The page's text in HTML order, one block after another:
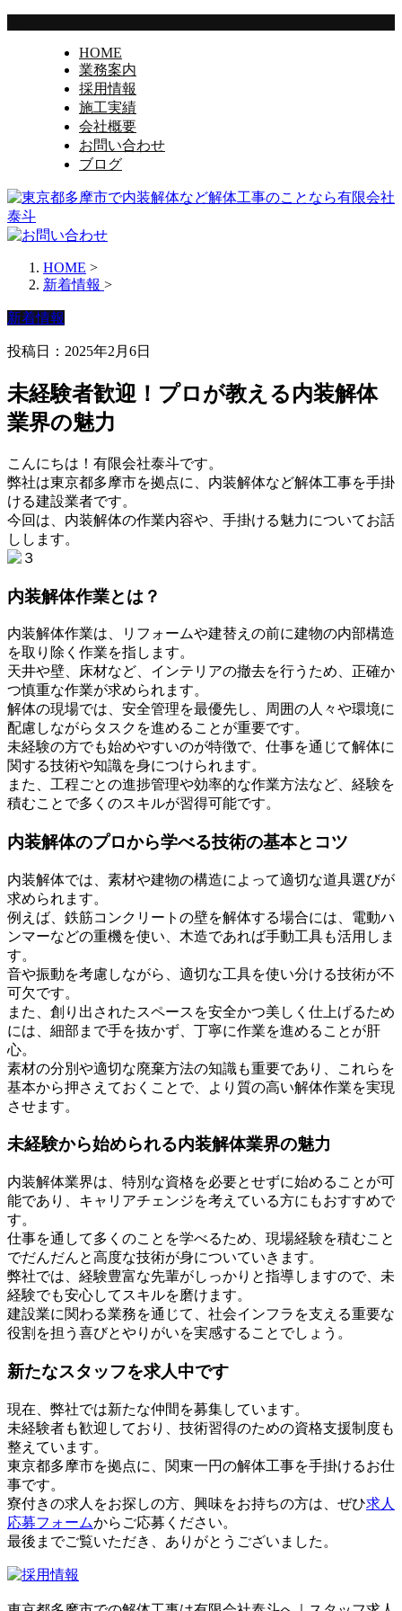
HOME
業務案内
採用情報
施工実績
会社概要
お問い合わせ
ブログ
HOME >
新着情報 >
新着情報
投稿日：2025年2月6日
未経験者歓迎！プロが教える内装解体
業界の魅力
こんにちは！有限会社泰斗です。
弊社は東京都多摩市を拠点に、内装解体など解体工事を手掛
ける建設業者です。
今回は、内装解体の作業内容や、手掛ける魅力についてお話
しします。
内装解体作業とは？
内装解体作業は、リフォームや建替えの前に建物の内部構造
を取り除く作業を指します。
天井や壁、床材など、インテリアの撤去を行うため、正確か
つ慎重な作業が求められます。
解体の現場では、安全管理を最優先し、周囲の人々や環境に
配慮しながらタスクを進めることが重要です。
未経験の方でも始めやすいのが特徴で、仕事を通じて解体に
関する技術や知識を身につけられます。
また、工程ごとの進捗管理や効率的な作業方法など、経験を
積むことで多くのスキルが習得可能です。
内装解体のプロから学べる技術の基本とコツ
内装解体では、素材や建物の構造によって適切な道具選びが
求められます。
例えば、鉄筋コンクリートの壁を解体する場合には、電動ハ
ンマーなどの重機を使い、木造であれば手動工具も活用しま
す。
音や振動を考慮しながら、適切な工具を使い分ける技術が不
可欠です。
また、創り出されたスペースを安全かつ美しく仕上げるため
には、細部まで手を抜かず、丁寧に作業を進めることが肝
心。
素材の分別や適切な廃棄方法の知識も重要であり、これらを
基本から押さえておくことで、より質の高い解体作業を実現
させます。
未経験から始められる内装解体業界の魅力
内装解体業界は、特別な資格を必要とせずに始めることが可
能であり、キャリアチェンジを考えている方にもおすすめで
す。
仕事を通して多くのことを学べるため、現場経験を積むこと
でだんだんと高度な技術が身についていきます。
弊社では、経験豊富な先輩がしっかりと指導しますので、未
経験でも安心してスキルを磨けます。
建設業に関わる業務を通じて、社会インフラを支える重要な
役割を担う喜びとやりがいを実感することでしょう。
新たなスタッフを求人中です
現在、弊社では新たな仲間を募集しています。
未経験者も歓迎しており、技術習得のための資格支援制度も
整えています。
東京都多摩市を拠点に、関東一円の解体工事を手掛けるお仕
事です。
寮付きの求人をお探しの方、興味をお持ちの方は、ぜひ求人
応募フォームからご応募ください。
最後までご覧いただき、ありがとうございました。